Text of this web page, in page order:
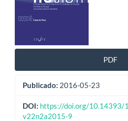
PDF
Publicado: 2016-05-23
DOI: https://doi.org/10.14393/
v22n2a2015-9